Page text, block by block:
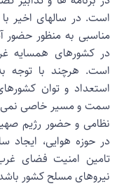
در سالهای اخیر با
به منظور حضور
کشورهای همسایه
هرچند با توجه به
و توان کشورهای
و مسیر خاصی نمی‌شوند،
و حضور رژیم
حوزه هوایی، ایجاد
امنیت فضای غرب
مسلح کشور باشد،